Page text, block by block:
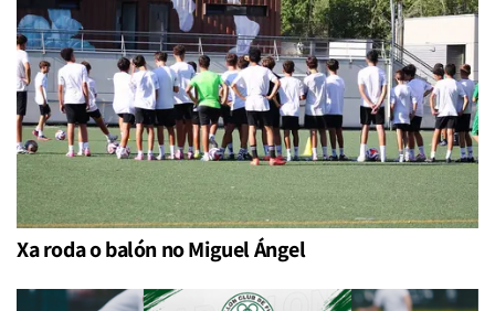
Xa roda o balón no Miguel Ángel